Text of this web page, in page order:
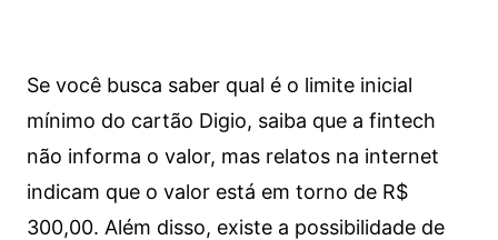
Se você busca saber qual é o limite inicial
mínimo do cartão Digio, saiba que a fintech
não informa o valor, mas relatos na internet
indicam que o valor está em torno de R$
300,00. Além disso, existe a possibilidade de